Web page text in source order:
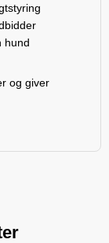
hund
og giver